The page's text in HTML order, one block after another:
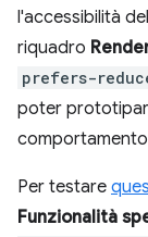
l'accessibilità
riquadro
prefers-
poter
Per testare
Funzionalità